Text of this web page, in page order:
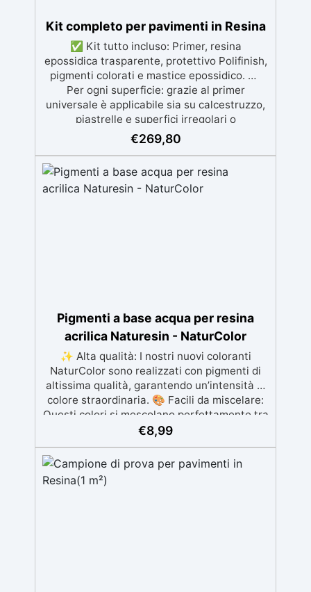
Kit completo per pavimenti in Resina
✅ Kit tutto incluso: Primer, resina
epossidica trasparente, protettivo Polifinish,
pigmenti colorati e mastice epossidico. ✅
Per ogni superficie: grazie al primer
universale è applicabile sia su calcestruzzo,
piastrelle e superfici irregolari o
danneggiate. ✅ Facile da applicare: Video
Guida completa inclusa, 3 semplici passaggi,
finitura protettiva antigraffio. ✅ Risultati
professionali: Sistema autolivellante,
€269,80
Pigmenti a base acqua per resina
acrilica Naturesin - NaturColor
✨ Alta qualità: I nostri nuovi coloranti
NaturColor sono realizzati con pigmenti di
altissima qualità, garantendo un’intensità di
colore straordinaria. 🎨 Facili da miscelare:
Questi colori si mescolano perfettamente tra
loro, permettendoti di creare infiniti toni e
efficacia: una confezione di NaturColor da
100 grammi colora fino a 10 kg di NatuResin
(basta aggiungere 1% in peso e mescolare)
€8,99